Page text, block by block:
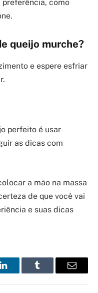
preferência, como
queijo murche?
e espere esfriar
perfeito é usar
as dicas com
a mão na massa
de que você vai
e suas dicas
LinkedInTumblr Email